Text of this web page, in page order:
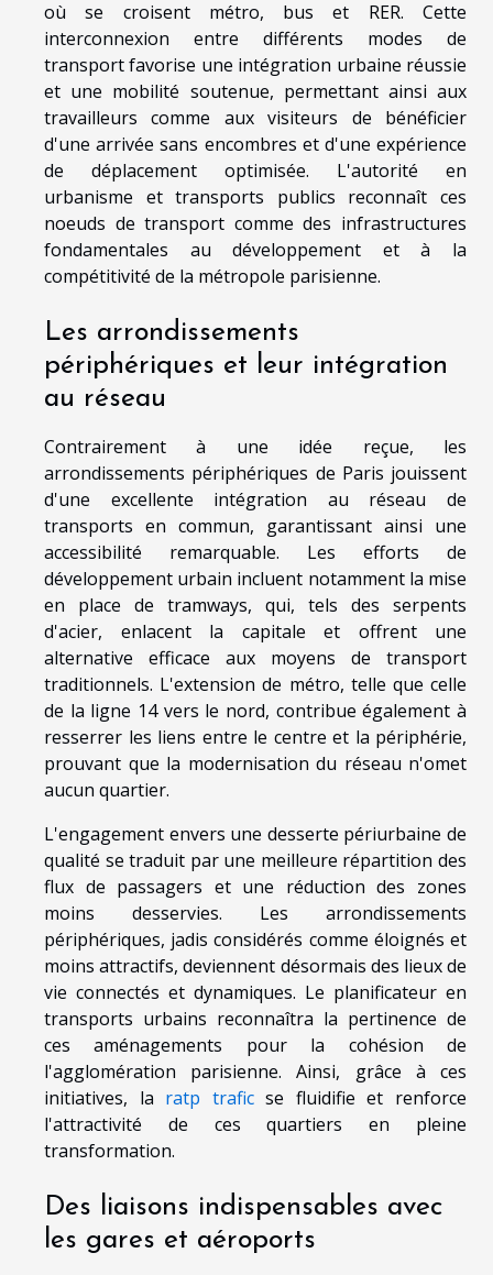
où se croisent métro, bus et RER. Cette
interconnexion entre différents modes de
transport favorise une intégration urbaine réussie
et une mobilité soutenue, permettant ainsi aux
travailleurs comme aux visiteurs de bénéficier
d'une arrivée sans encombres et d'une expérience
de déplacement optimisée. L'autorité en
urbanisme et transports publics reconnaît ces
noeuds de transport comme des infrastructures
fondamentales au développement et à la
compétitivité de la métropole parisienne.
Les arrondissements
périphériques et leur intégration
au réseau
Contrairement à une idée reçue, les
arrondissements périphériques de Paris jouissent
d'une excellente intégration au réseau de
transports en commun, garantissant ainsi une
accessibilité remarquable. Les efforts de
développement urbain incluent notamment la mise
en place de tramways, qui, tels des serpents
d'acier, enlacent la capitale et offrent une
alternative efficace aux moyens de transport
traditionnels. L'extension de métro, telle que celle
de la ligne 14 vers le nord, contribue également à
resserrer les liens entre le centre et la périphérie,
prouvant que la modernisation du réseau n'omet
aucun quartier.
L'engagement envers une desserte périurbaine de
qualité se traduit par une meilleure répartition des
flux de passagers et une réduction des zones
moins desservies. Les arrondissements
périphériques, jadis considérés comme éloignés et
moins attractifs, deviennent désormais des lieux de
vie connectés et dynamiques. Le planificateur en
transports urbains reconnaîtra la pertinence de
ces aménagements pour la cohésion de
l'agglomération parisienne. Ainsi, grâce à ces
initiatives, la ratp traficse fluidifie et renforce
l'attractivité de ces quartiers en pleine
transformation.
Des liaisons indispensables avec
les gares et aéroports